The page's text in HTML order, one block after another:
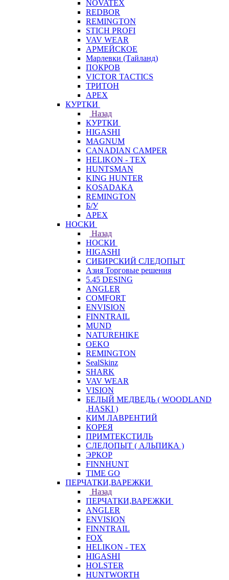
NOVATEX
REDBOR
REMINGTON
STICH PROFI
VAV WEAR
АРМЕЙСКОЕ
Марлевки (Тайланд)
ПОКРОВ
VICTOR TACTICS
ТРИТОН
APEX
КУРТКИ
Назад
КУРТКИ
HIGASHI
MAGNUM
CANADIAN CAMPER
HELIKON - TEX
HUNTSMAN
KING HUNTER
KOSADAKA
REMINGTON
Б/У
APEX
НОСКИ
Назад
НОСКИ
HIGASHI
СИБИРСКИЙ СЛЕДОПЫТ
Азия Торговые решения
5.45 DESING
ANGLER
COMFORT
ENVISION
FINNTRAIL
MUND
NATUREHIKE
OEKO
REMINGTON
SealSkinz
SHARK
VAV WEAR
VISION
БЕЛЫЙ МЕДВЕДЬ ( WOODLAND
,HASKI )
КИМ ЛАВРЕНТИЙ
КОРЕЯ
ПРИМТЕКСТИЛЬ
СЛЕДОПЫТ ( АЛЬПИКА )
ЭРКОР
FINNHUNT
TIME GO
ПЕРЧАТКИ,ВАРЕЖКИ
Назад
ПЕРЧАТКИ,ВАРЕЖКИ
ANGLER
ENVISION
FINNTRAIL
FOX
HELIKON - TEX
HIGASHI
HOLSTER
HUNTWORTH